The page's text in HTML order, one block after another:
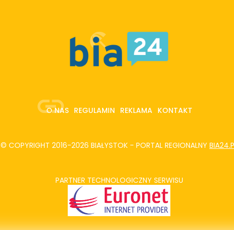
O NAS REGULAMIN REKLAMA KONTAKT
© COPYRIGHT 2016-2026 BIAŁYSTOK - PORTAL REGIONALNY
PARTNER TECHNOLOGICZNY SERWISU